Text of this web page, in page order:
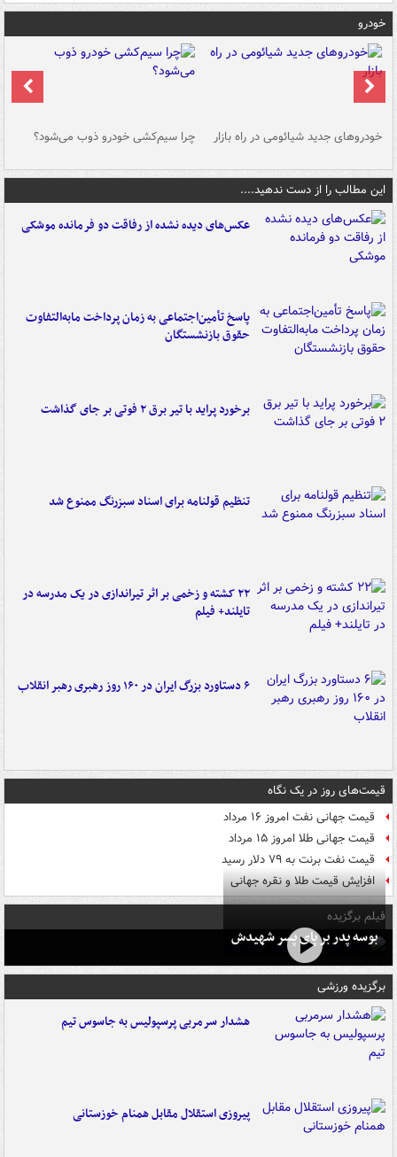
خودرو
خودروهای جدید شیائومی در راه بازار چرا سیم‌کشی خودرو ذوب می‌شود؟
این مطالب را از دست ندهید....
عکس‌های دیده نشده از رفاقت دو فرمانده‌ موشکی
پاسخ تأمین‌اجتماعی به زمان پرداخت مابه‌التفاوت
حقوق بازنشستگان
برخورد پراید با تیر برق ۲ فوتی بر جای گذاشت
تنظیم قولنامه برای اسناد سبزرنگ ممنوع شد
۲۲ کشته و زخمی بر اثر تیراندازی در یک مدرسه در
تایلند+ فیلم
۶ دستاورد بزرگ ایران در ۱۶۰ روز رهبری رهبر انقلاب
قیمت‌های روز در یک نگاه
قیمت جهانی نفت امروز ۱۶ مرداد
قیمت جهانی طلا امروز ۱۵ مرداد
قیمت نفت برنت به ۷۹ دلار رسید
افزایش قیمت طلا و نقره جهانی
فیلم برگزیده
بوسه‌ پدر بر پای پسر شهیدش
برگزیده ورزشی
هشدار سرمربی پرسپولیس به جاسوس تیم
پیروزی استقلال مقابل همنام خوزستانی